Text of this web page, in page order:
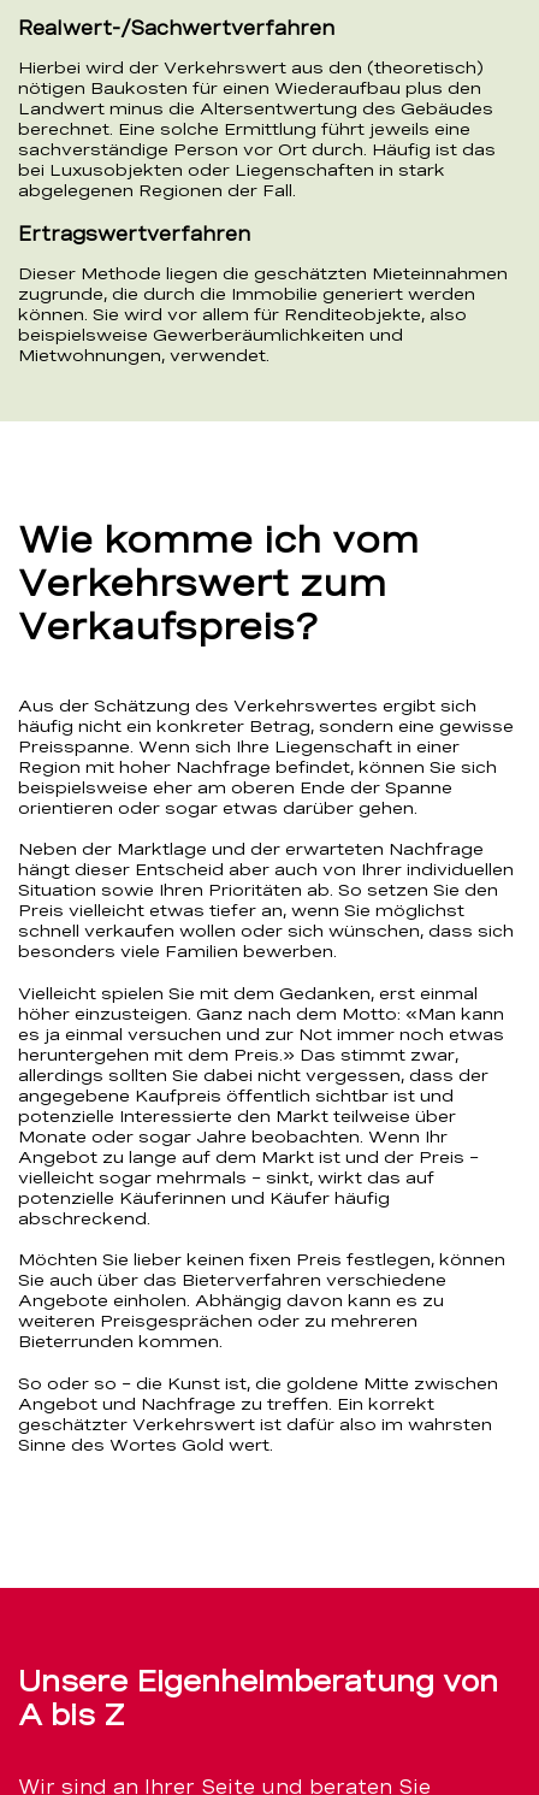
Realwert-/Sachwertverfahren
Hierbei wird der Verkehrswert aus den (theoretisch)
nötigen Baukosten für einen Wiederaufbau plus den
Landwert minus die Altersentwertung des Gebäudes
berechnet. Eine solche Ermittlung führt jeweils eine
sachverständige Person vor Ort durch. Häufig ist das
bei Luxusobjekten oder Liegenschaften in stark
abgelegenen Regionen der Fall.
Ertragswertverfahren
Dieser Methode liegen die geschätzten Mieteinnahmen
zugrunde, die durch die Immobilie generiert werden
können. Sie wird vor allem für Renditeobjekte, also
beispielsweise Gewerberäumlichkeiten und
Mietwohnungen, verwendet.
Wie komme ich vom
Verkehrswert zum
Verkaufspreis?
Aus der Schätzung des Verkehrswertes ergibt sich
häufig nicht ein konkreter Betrag, sondern eine gewisse
Preisspanne. Wenn sich Ihre Liegenschaft in einer
Region mit hoher Nachfrage befindet, können Sie sich
beispielsweise eher am oberen Ende der Spanne
orientieren oder sogar etwas darüber gehen.
Neben der Marktlage und der erwarteten Nachfrage
hängt dieser Entscheid aber auch von Ihrer individuellen
Situation sowie Ihren Prioritäten ab. So setzen Sie den
Preis vielleicht etwas tiefer an, wenn Sie möglichst
schnell verkaufen wollen oder sich wünschen, dass sich
besonders viele Familien bewerben.
Vielleicht spielen Sie mit dem Gedanken, erst einmal
höher einzusteigen. Ganz nach dem Motto: «Man kann
es ja einmal versuchen und zur Not immer noch etwas
heruntergehen mit dem Preis.» Das stimmt zwar,
allerdings sollten Sie dabei nicht vergessen, dass der
angegebene Kaufpreis öffentlich sichtbar ist und
potenzielle Interessierte den Markt teilweise über
Monate oder sogar Jahre beobachten. Wenn Ihr
Angebot zu lange auf dem Markt ist und der Preis –
vielleicht sogar mehrmals – sinkt, wirkt das auf
potenzielle Käuferinnen und Käufer häufig
abschreckend.
Möchten Sie lieber keinen fixen Preis festlegen, können
Sie auch über das Bieterverfahren verschiedene
Angebote einholen. Abhängig davon kann es zu
weiteren Preisgesprächen oder zu mehreren
Bieterrunden kommen.
So oder so – die Kunst ist, die goldene Mitte zwischen
Angebot und Nachfrage zu treffen. Ein korrekt
geschätzter Verkehrswert ist dafür also im wahrsten
Sinne des Wortes Gold wert.
Unsere Eigenheimberatung von
A bis Z
Wir sind an Ihrer Seite und beraten Sie